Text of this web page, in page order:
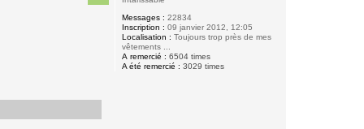
Messages : 22834
Inscription : 09 janvier 2012, 12:05
Localisation : Toujours trop près de mes
vêtements ...
A remercié : 6504 times
A été remercié : 3029 times